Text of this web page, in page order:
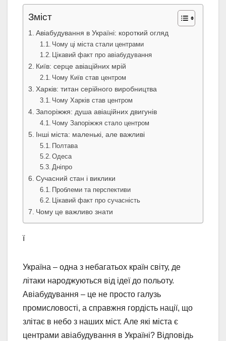
Зміст
Авіабудування в Україні: короткий огляд
Чому ці міста стали центрами
Цікавий факт про авіабудування
Київ: серце авіаційних мрій
Чому Київ став центром
Харків: титан серійного виробництва
Чому Харків став центром
Запоріжжя: душа авіаційних двигунів
Чому Запоріжжя стало центром
Інші міста: маленькі, але важливі
Полтава
Одеса
Дніпро
Сучасний стан і виклики
Проблеми та перспективи
Цікавий факт про сучасність
Чому це важливо знати
ї
Україна – одна з небагатьох країн світу, де
літаки народжуються від ідеї до польоту.
Авіабудування – це не просто галузь
промисловості, а справжня гордість нації, що
злітає в небо з наших міст. Але які міста є
центрами авіабудування в Україні? Відповідь